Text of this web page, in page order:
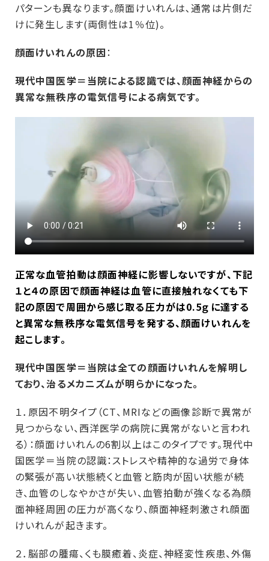
パターンも異なります。顔面けいれんは､通常は片側だ
けに発生します(両側性は1％位)。
顔面けいれんの原因：
現代中国医学＝当院による認識では、顔面神経からの
異常な無秩序の電気信号による病気です。
正常な血管拍動は顔面神経に影響しないですが、下記
１と４の原因で顔面神経は血管に直接触れなくても下
記の原因で周囲から感じ取る圧力がは0.5ｇに達する
と異常な無秩序な電気信号を発する、顔面けいれんを
起こします。
現代中国医学＝当院は全ての顔面けいれんを解明し
ており、治るメカニズムが明らかになった。
１．原因不明タイプ（CT、MRIなどの画像診断で異常が
見つからない、西洋医学の病院に異常がないと言われ
る）：顔面けいれんの6割以上はこのタイプです。現代中
国医学＝当院の認識：ストレスや精神的な過労で身体
の緊張が高い状態続くと血管と筋肉が固い状態が続
き、血管のしなやかさが失い、血管拍動が強くなる為顔
面神経周囲の圧力が高くなり、顔面神経刺激され顔面
けいれんが起きます。
２．脳部の腫瘍、くも膜癒着、炎症、神経変性疾患、外傷